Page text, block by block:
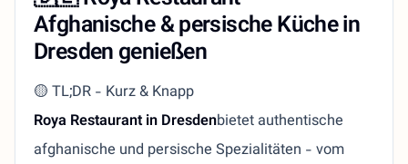
Afghanische & persische Küche in
Dresden genießen
🟡 TL;DR - Kurz & Knapp
Roya Restaurant in Dresdenbietet authentische
afghanische und persische Spezialitäten - vom